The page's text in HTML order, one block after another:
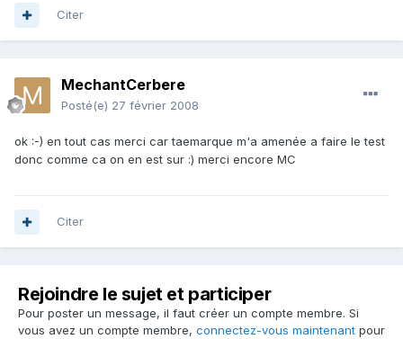
Citer
MechantCerbere
Posté(e) 27 février 2008
ok :-) en tout cas merci car taemarque m'a amenée a faire le test
donc comme ca on en est sur :) merci encore MC
Citer
Rejoindre le sujet et participer
Pour poster un message, il faut créer un compte membre. Si
vous avez un compte membre, connectez-vous maintenant pour